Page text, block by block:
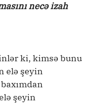
necə izah
ki, kimsə bunu
elə şeyin
şeyin